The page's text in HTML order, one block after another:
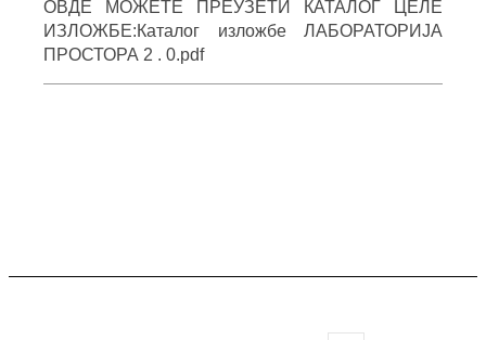
ОВДЕ МОЖЕТЕ ПРЕУЗЕТИ КАТАЛОГ ЦЕЛЕ
ИЗЛОЖБЕ:Каталог изложбе ЛАБОРАТОРИЈА
ПРОСТОРА 2 . 0.pdf